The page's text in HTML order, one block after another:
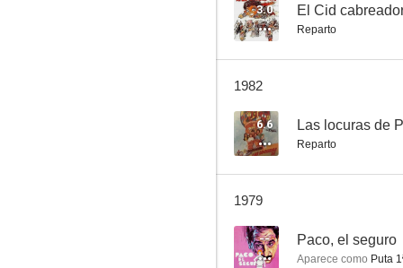
Marcada por los hombres
3.0 El Cid
Reparto
1982
6.6 Las locuras de
Reparto
1979
-- Paco, el seguro
Aparece como Puta